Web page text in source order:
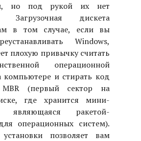
но под рукой их нет
Загрузочная дискета
в том случае, если вы
Windows,
плохую привычку считать
операционной
компьютере и стирать код
MBR (первый сектор на
где хранится мини-
являющаяся ракетой-
операционных систем).
позволяет вам